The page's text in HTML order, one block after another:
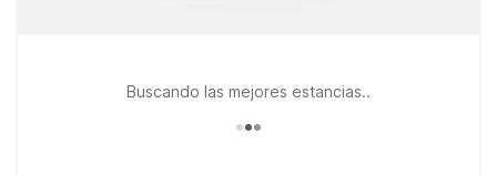
Buscando las mejores estancias..